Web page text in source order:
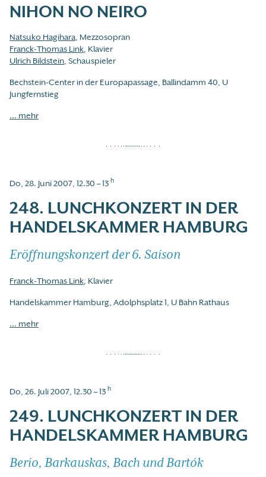
NIHON NO NEIRO
Natsuko Hagihara, Mezzosopran
Franck-Thomas Link, Klavier
Ulrich Bildstein, Schauspieler
Bechstein-Center in der Europapassage, Ballindamm 40, U
Jungfernstieg
... mehr
Do, 28. Juni 2007, 12.30 – 13 h
248. LUNCHKONZERT IN DER
HANDELSKAMMER HAMBURG
Eröffnungskonzert der 6. Saison
Franck-Thomas Link, Klavier
Handelskammer Hamburg, Adolphsplatz 1, U Bahn Rathaus
... mehr
Do, 26. Juli 2007, 12.30 – 13 h
249. LUNCHKONZERT IN DER
HANDELSKAMMER HAMBURG
Berio, Barkauskas, Bach und Bartók